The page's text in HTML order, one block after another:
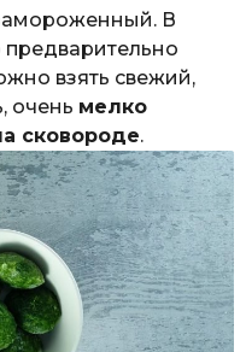
В
предварительно
взять свежий,
очень мелко
сковороде.